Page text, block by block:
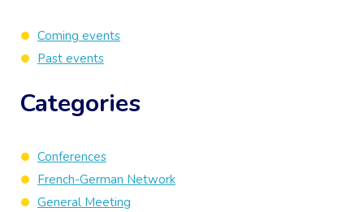
Coming events
Past events
Categories
Conferences
French-German Network
General Meeting